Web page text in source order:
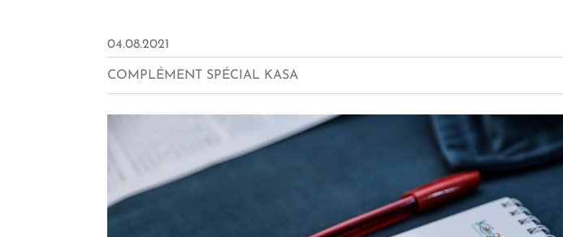
04.08.2021
COMPLÉMENT SPÉCIAL KASA